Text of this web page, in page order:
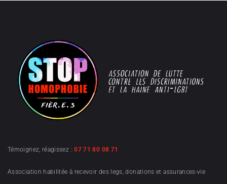
Témoignez, réagissez :07 71 80 08 71
Association habilitée à recevoir des legs, donations et assurances-vie